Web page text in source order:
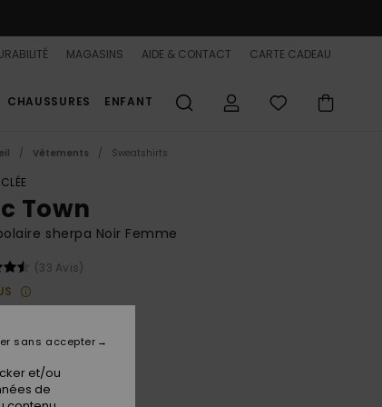
MAGASINS AIDE & CONTACT CARTE CADEAU
CHAUSSURES ENFANT
Vêtements Sweatshirts
Town
sherpa Noir Femme
(33 Avis)
et/ou
de
sans accepter